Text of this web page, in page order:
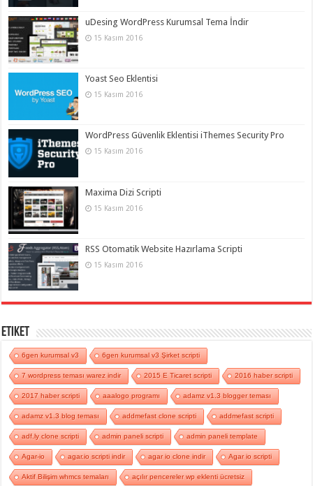
uDesing WordPress Kurumsal Tema İndir
15 Kasım 2016
Yoast Seo Eklentisi
15 Kasım 2016
WordPress Güvenlik Eklentisi iThemes Security Pro
15 Kasım 2016
Maxima Dizi Scripti
15 Kasım 2016
RSS Otomatik Website Hazırlama Scripti
15 Kasım 2016
Etiket
6gen kurumsal v3 6gen kurumsal v3 Şirket scripti
7 wordpress teması warez indir 2015 E Ticaret scripti 2016 haber scripti
2017 haber scripti aaalogo programı adamz v1.3 blogger teması
adamz v1.3 blog teması addmefast clone scripti addmefast scripti
adf.ly clone scripti admin paneli scripti admin paneli template
Agar-io agar.io scripti indir agar io clone indir Agar io scripti
Aktif Bilişim whmcs temaları açılır pencereler wp eklenti ücretsiz